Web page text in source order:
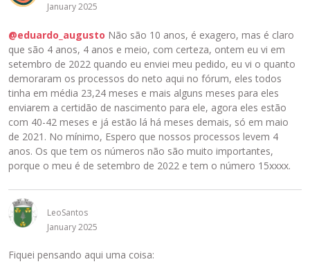
January 2025
@eduardo_augusto Não são 10 anos, é exagero, mas é claro
que são 4 anos, 4 anos e meio, com certeza, ontem eu vi em
setembro de 2022 quando eu enviei meu pedido, eu vi o quanto
demoraram os processos do neto aqui no fórum, eles todos
tinha em média 23,24 meses e mais alguns meses para eles
enviarem a certidão de nascimento para ele, agora eles estão
com 40-42 meses e já estão lá há meses demais, só em maio
de 2021. No mínimo, Espero que nossos processos levem 4
anos. Os que tem os números não são muito importantes,
porque o meu é de setembro de 2022 e tem o número 15xxxx.
LeoSantos
January 2025
Fiquei pensando aqui uma coisa: